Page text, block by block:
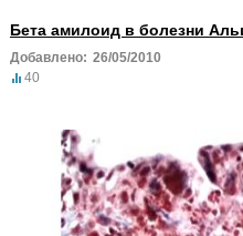
Бета амилоид в болезни
Добавлено: 26/05/2010
40